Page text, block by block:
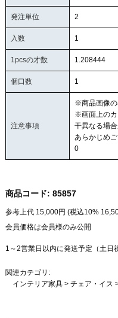
発注単位 2
入数 1
1pcsの才数 1.208444
個口数 1
注意事項
※商品画像の
※画面上のカ
干異なる場合
あらかじめ
0
商品コード: 85857
参考上代 15,000円 (税込10%
会員価格は会員様のみ公開
1～2営業日以内に発送予定（土日
関連カテゴリ:
インテリア家具> チェア・イス